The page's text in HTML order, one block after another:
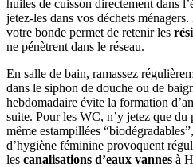
huiles de cuisson directement dans
jetez-les dans vos déchets
votre bonde permet de retenir les
ne pénètrent dans le réseau.
En salle de bain, ramassez
dans le siphon de douche ou de
hebdomadaire évite la formation
suite. Pour les WC, n’y jetez que du
même estampillées
d’hygiène féminine provoquent
les canalisations d’eaux vannes à